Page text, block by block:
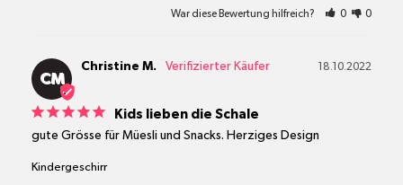
War diese Bewertung hilfreich? 0 0
CM
18.10.2022
Christine M.
Kids lieben die Schale
gute Grösse für Müesli und Snacks. Herziges Design
Kindergeschirr